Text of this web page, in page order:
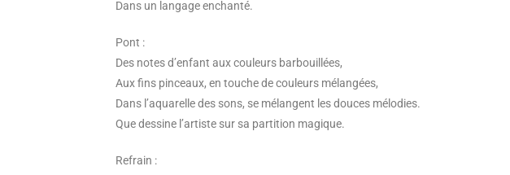
Dans un langage enchanté.
Pont :
Des notes d’enfant aux couleurs barbouillées,
Aux fins pinceaux, en touche de couleurs mélangées,
Dans l’aquarelle des sons, se mélangent les douces mélodies.
Que dessine l’artiste sur sa partition magique.
Refrain :